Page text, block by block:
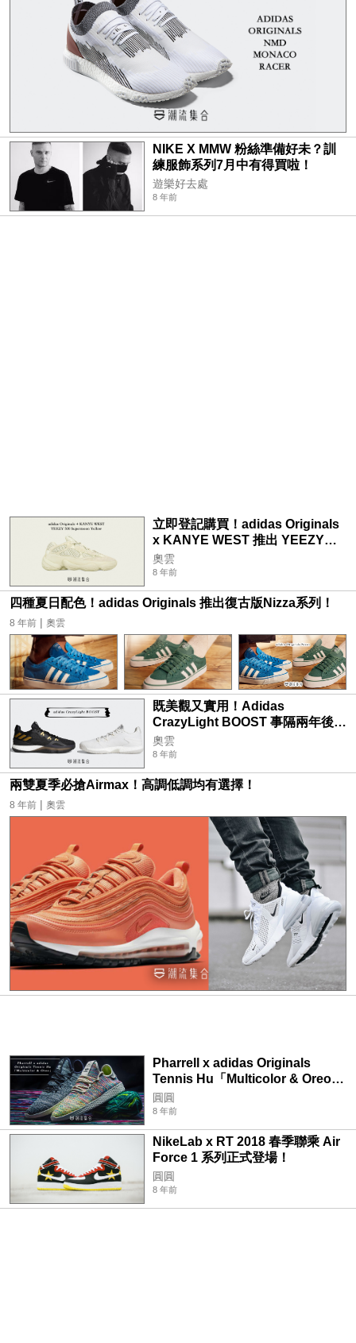
NIKE X MMW 粉絲準備好未？訓
練服飾系列7月中有得買啦！
遊樂好去處
8 年前
立即登記購買！adidas Originals
x KANYE WEST 推出 YEEZY
500 Supermoon Yellow！
奧雲
8 年前
四種夏日配色！adidas Originals 推出復古版Nizza系列！
8 年前 | 奧雲
既美觀又實用！Adidas
CrazyLight BOOST 事隔兩年後回
歸！
奧雲
8 年前
兩雙夏季必搶Airmax！高調低調均有選擇！
8 年前 | 奧雲
Pharrell x adidas Originals
Tennis Hu「Multicolor & Oreo」
聯乘配色正式登場！
圓圓
8 年前
NikeLab x RT 2018 春季聯乘 Air
Force 1 系列正式登場！
圓圓
8 年前